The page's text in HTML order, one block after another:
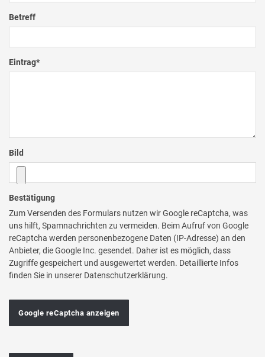
Betreff
Eintrag*
Bild
Bestätigung
Zum Versenden des Formulars nutzen wir Google reCaptcha, was
uns hilft, Spamnachrichten zu vermeiden. Beim Aufruf von Google
reCaptcha werden personenbezogene Daten (IP-Adresse) an den
Anbieter, die Google Inc. gesendet. Daher ist es möglich, dass
Zugriffe gespeichert und ausgewertet werden. Detaillierte Infos
finden Sie in unserer Datenschutzerklärung.
Google reCaptcha anzeigen